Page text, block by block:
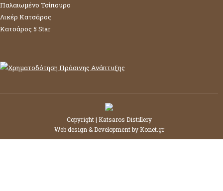
Παλαιωμένο Τσίπουρο
Λικέρ Κατσάρος
Κατσάρος 5 Star
Copyright | Katsaros Distillery
Web design & Development by Konet.gr